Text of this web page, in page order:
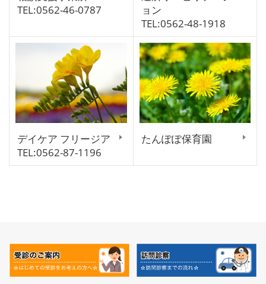
TEL:0562-46-0787
ョン
TEL:0562-48-1918
デイケア フリージア
TEL:0562-87-1196
たんぽぽ保育園